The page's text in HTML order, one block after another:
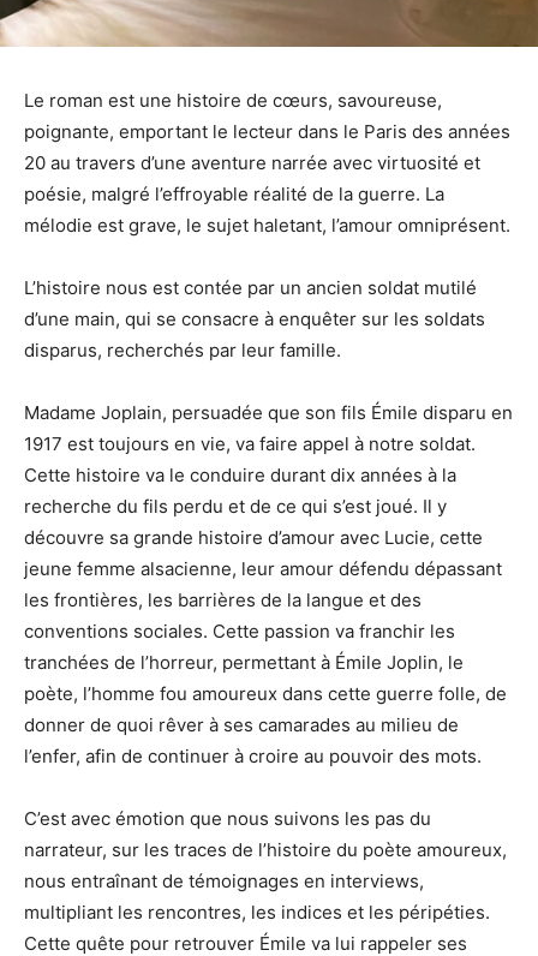
Le roman est une histoire de cœurs, savoureuse,
poignante, emportant le lecteur dans le Paris des années
20 au travers d’une aventure narrée avec virtuosité et
poésie, malgré l’effroyable réalité de la guerre. La
mélodie est grave, le sujet haletant, l’amour omniprésent.
L’histoire nous est contée par un ancien soldat mutilé
d’une main, qui se consacre à enquêter sur les soldats
disparus, recherchés par leur famille.
Madame Joplain, persuadée que son fils Émile disparu en
1917 est toujours en vie, va faire appel à notre soldat.
Cette histoire va le conduire durant dix années à la
recherche du fils perdu et de ce qui s’est joué. Il y
découvre sa grande histoire d’amour avec Lucie, cette
jeune femme alsacienne, leur amour défendu dépassant
les frontières, les barrières de la langue et des
conventions sociales. Cette passion va franchir les
tranchées de l’horreur, permettant à Émile Joplin, le
poète, l’homme fou amoureux dans cette guerre folle, de
donner de quoi rêver à ses camarades au milieu de
l’enfer, afin de continuer à croire au pouvoir des mots.
C’est avec émotion que nous suivons les pas du
narrateur, sur les traces de l’histoire du poète amoureux,
nous entraînant de témoignages en interviews,
multipliant les rencontres, les indices et les péripéties.
Cette quête pour retrouver Émile va lui rappeler ses